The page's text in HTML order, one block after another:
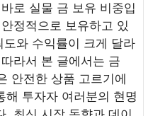
로 실물 금 보유 비중입
정적으로 보유하고 있
와 수익률이 크게 달라
라서 본 글에서는 금
안전한 상품 고르기에
해 투자자 여러분의 현명